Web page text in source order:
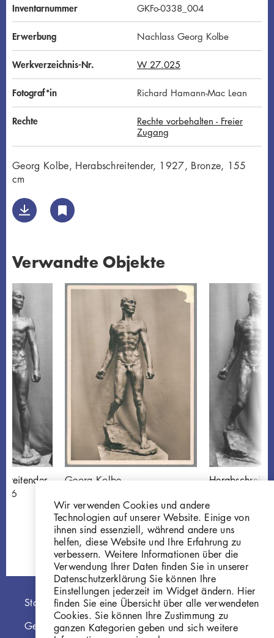
Inventarnummer GKFo-0338_004
Erwerbung Nachlass Georg Kolbe
Werkverzeichnis-Nr. W 27.025
Fotograf*in Richard Hamann-Mac Lean
Rechte
Rechte vorbehalten - Freier
Zugang
Georg Kolbe, Herabschreitender, 1927, Bronze, 155
cm
Verwandte Objekte
Georg Kolbe
1927, Bronze
GKFo-0338_001
Hauptnavigation
Startseite
Georg Kolbe Museum
Wir verwenden Cookies und andere
Technologien auf unserer Website. Einige von
ihnen sind essenziell, während andere uns
helfen, diese Website und Ihre Erfahrung zu
verbessern. Weitere Informationen über die
Verwendung Ihrer Daten finden Sie in unserer
Datenschutzerklärung Sie können Ihre
Einstellungen jederzeit im Widget ändern. Hier
finden Sie eine Übersicht über alle verwendeten
Cookies. Sie können Ihre Zustimmung zu
ganzen Kategorien geben und sich weitere